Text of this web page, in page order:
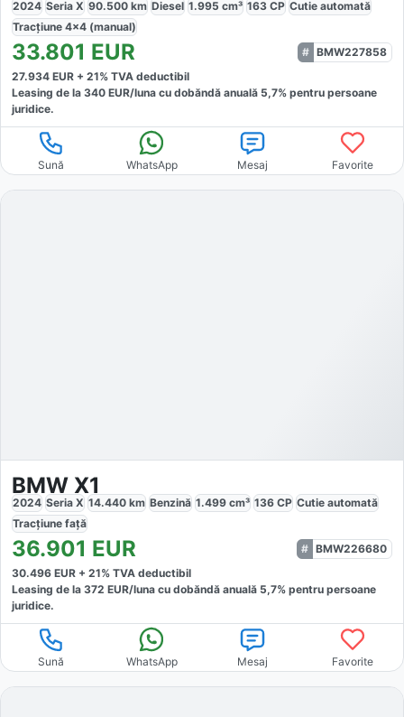
2024 Seria X 90.500 km Diesel 1.995 cm³ 163 CP Cutie automată
Tracțiune 4x4 (manual)
33.801 EUR
BMW227858
27.934 EUR + 21% TVA deductibil
Leasing de la 340 EUR/luna cu dobăndă anuală 5,7% pentru persoane
juridice.
Sună WhatsApp Mesaj Favorite
BMW X1
2024 Seria X 14.440 km Benzină 1.499 cm³ 136 CP Cutie automată
Tracțiune față
36.901 EUR
BMW226680
30.496 EUR + 21% TVA deductibil
Leasing de la 372 EUR/luna cu dobăndă anuală 5,7% pentru persoane
juridice.
Sună WhatsApp Mesaj Favorite